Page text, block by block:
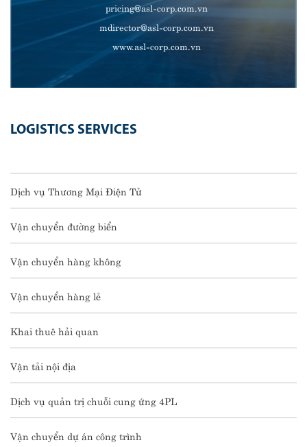
pricing@asl-corp.com.vn
mdirector@asl-corp.com.vn
www.asl-corp.com.vn
LOGISTICS SERVICES
Dịch vụ Thương Mại Điện Tử
Vận chuyển đường biển
Vận chuyển hàng không
Vận chuyển hàng lẻ
Khai thuê hải quan
Vận tải nội địa
Dịch vụ quản trị chuỗi cung ứng 4PL
Vận chuyển dự án công trình